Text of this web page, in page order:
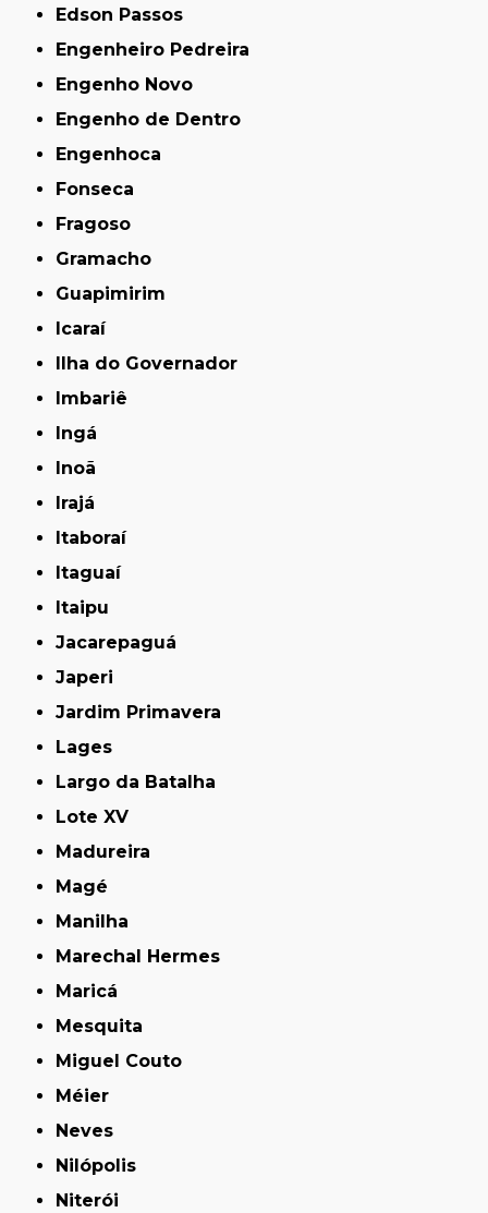
Edson Passos
Engenheiro Pedreira
Engenho Novo
Engenho de Dentro
Engenhoca
Fonseca
Fragoso
Gramacho
Guapimirim
Icaraí
Ilha do Governador
Imbariê
Ingá
Inoã
Irajá
Itaboraí
Itaguaí
Itaipu
Jacarepaguá
Japeri
Jardim Primavera
Lages
Largo da Batalha
Lote XV
Madureira
Magé
Manilha
Marechal Hermes
Maricá
Mesquita
Miguel Couto
Méier
Neves
Nilópolis
Niterói